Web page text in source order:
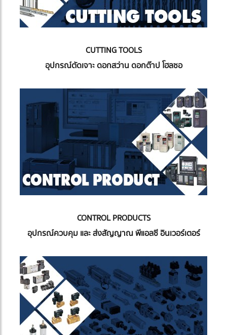
CUTTING TOOLS
อุปกรณ์ตัดเจาะ ดอกสว่าน ดอกต๊าป โฮลซอ
CONTROL PRODUCTS
อุปกรณ์ควบคุม และ ส่งสัญญาณ พีแอลซี อินเวอร์เตอร์